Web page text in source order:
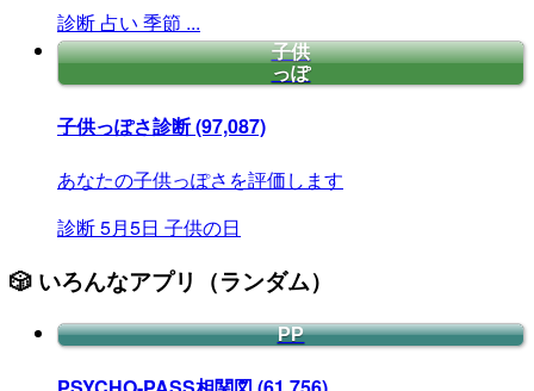
診断 占い 季節 ...
子供
っぽ
子供っぽさ診断(97,087)
あなたの子供っぽさを評価します
診断5月5日 子供の日
🎲 いろんなアプリ（ランダム）
PP